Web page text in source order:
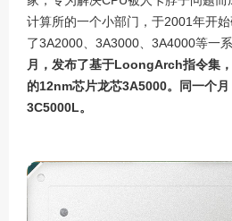
计算所的一个小部门，于2001年开
了3A2000 3A3000 3A4000等一
月，发布了基于LoongArch指令集
的12nm芯片龙芯3A5000。同一个
3C5000L。